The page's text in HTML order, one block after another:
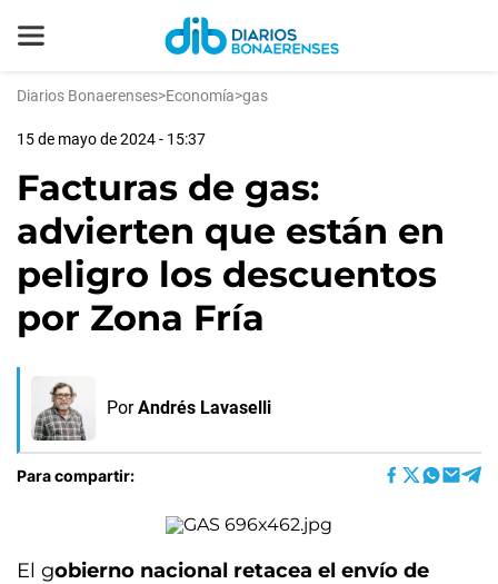
Diarios Bonaerenses>Economía>gas
15 de mayo de 2024 - 15:37
Facturas de gas:
advierten que están en
peligro los descuentos
por Zona Fría
Por Andrés Lavaselli
Para compartir:
El gobierno nacional retacea el envío de